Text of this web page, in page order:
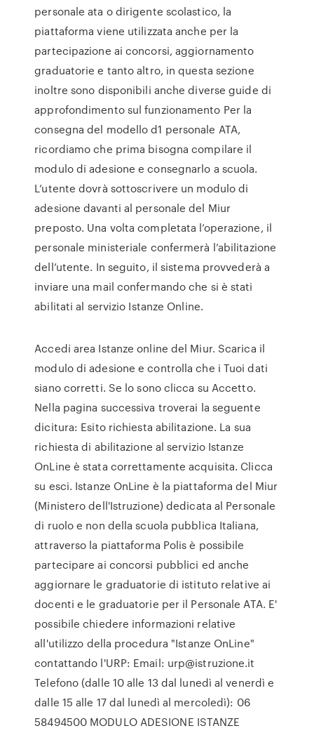
personale ata o dirigente scolastico, la
piattaforma viene utilizzata anche per la
partecipazione ai concorsi, aggiornamento
graduatorie e tanto altro, in questa sezione
inoltre sono disponibili anche diverse guide di
approfondimento sul funzionamento Per la
consegna del modello d1 personale ATA,
ricordiamo che prima bisogna compilare il
modulo di adesione e consegnarlo a scuola.
L’utente dovrà sottoscrivere un modulo di
adesione davanti al personale del Miur
preposto. Una volta completata l’operazione, il
personale ministeriale confermerà l’abilitazione
dell’utente. In seguito, il sistema provvederà a
inviare una mail confermando che si è stati
abilitati al servizio Istanze Online.
Accedi area Istanze online del Miur. Scarica il
modulo di adesione e controlla che i Tuoi dati
siano corretti. Se lo sono clicca su Accetto.
Nella pagina successiva troverai la seguente
dicitura: Esito richiesta abilitazione. La sua
richiesta di abilitazione al servizio Istanze
OnLine è stata correttamente acquisita. Clicca
su esci. Istanze OnLine è la piattaforma del Miur
(Ministero dell'Istruzione) dedicata al Personale
di ruolo e non della scuola pubblica Italiana,
attraverso la piattaforma Polis è possibile
partecipare ai concorsi pubblici ed anche
aggiornare le graduatorie di istituto relative ai
docenti e le graduatorie per il Personale ATA. E'
possibile chiedere informazioni relative
all'utilizzo della procedura "Istanze OnLine"
contattando l'URP: Email: urp@istruzione.it
Telefono (dalle 10 alle 13 dal lunedì al venerdì e
dalle 15 alle 17 dal lunedì al mercoledì): 06
58494500 MODULO ADESIONE ISTANZE